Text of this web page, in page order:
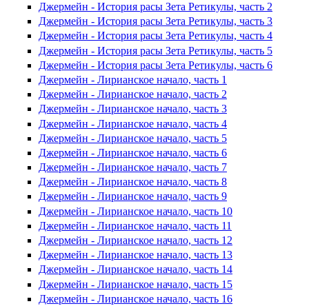
Джермейн - История расы Зета Ретикулы, часть 2
Джермейн - История расы Зета Ретикулы, часть 3
Джермейн - История расы Зета Ретикулы, часть 4
Джермейн - История расы Зета Ретикулы, часть 5
Джермейн - История расы Зета Ретикулы, часть 6
Джермейн - Лирианское начало, часть 1
Джермейн - Лирианское начало, часть 2
Джермейн - Лирианское начало, часть 3
Джермейн - Лирианское начало, часть 4
Джермейн - Лирианское начало, часть 5
Джермейн - Лирианское начало, часть 6
Джермейн - Лирианское начало, часть 7
Джермейн - Лирианское начало, часть 8
Джермейн - Лирианское начало, часть 9
Джермейн - Лирианское начало, часть 10
Джермейн - Лирианское начало, часть 11
Джермейн - Лирианское начало, часть 12
Джермейн - Лирианское начало, часть 13
Джермейн - Лирианское начало, часть 14
Джермейн - Лирианское начало, часть 15
Джермейн - Лирианское начало, часть 16